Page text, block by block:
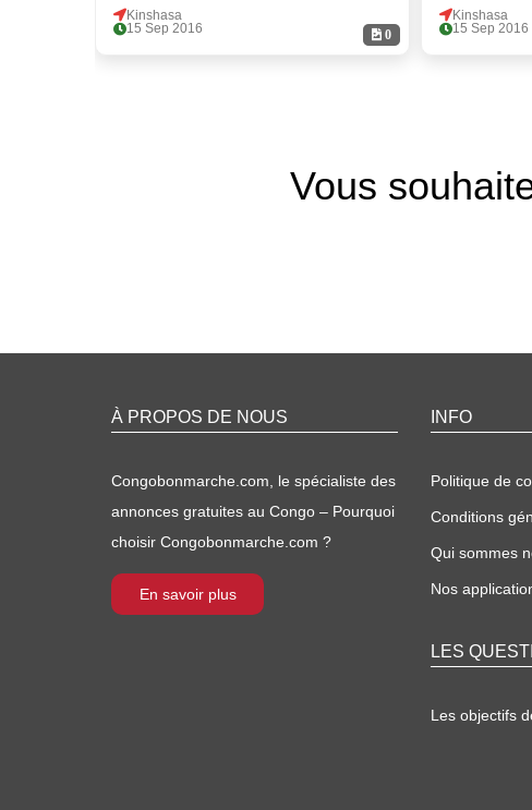
0
Kinshasa
15 Sep 2016
Kinshasa
15 Sep 2016
Vous
À PROPOS DE NOUS
Congobonmarche.com, le spécialiste des
annonces gratuites au Congo – Pourquoi
choisir Congobonmarche.com ?
En savoir plus
INFO
Politique de
Conditions
Qui sommes
Nos
LES
Les objectifs